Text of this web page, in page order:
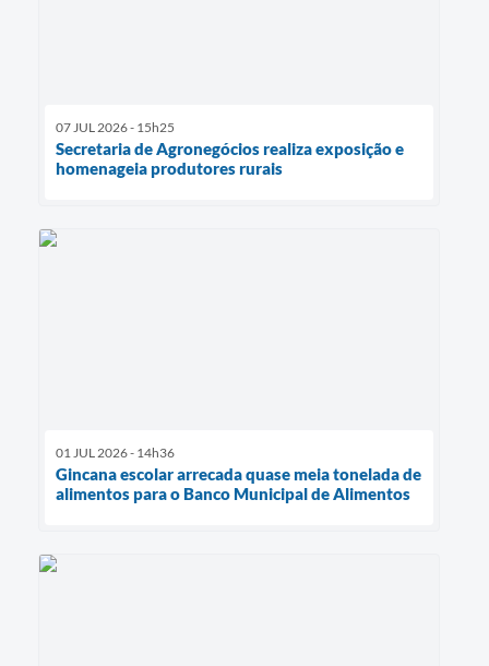
07 JUL 2026 - 15h25
Secretaria de Agronegócios realiza exposição e
homenageia produtores rurais
01 JUL 2026 - 14h36
Gincana escolar arrecada quase meia tonelada de
alimentos para o Banco Municipal de Alimentos